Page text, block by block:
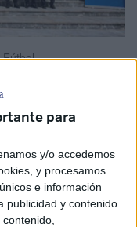
para
y/o accedemos
y procesamos
e información
publicidad y contenido
históricos en
fechas se ha
de la FIFA
de Fútbol